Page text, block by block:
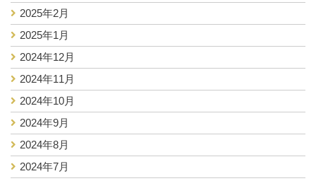
2025年2月
2025年1月
2024年12月
2024年11月
2024年10月
2024年9月
2024年8月
2024年7月